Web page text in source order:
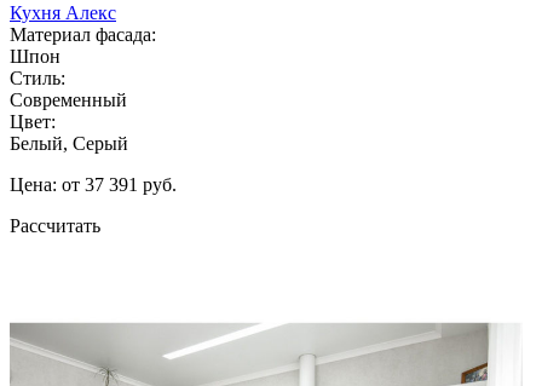
Кухня Алекс
Материал фасада:
Шпон
Стиль:
Современный
Цвет:
Белый, Серый
Цена: от 37 391 руб.
Рассчитать